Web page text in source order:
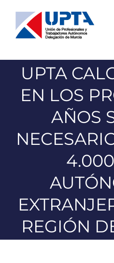
contenido
UPTA
EN LOS
AÑOS
REGIÓN